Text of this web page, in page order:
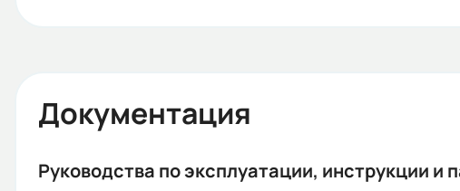
Документация
Руководства по эксплуатации, инструкции и